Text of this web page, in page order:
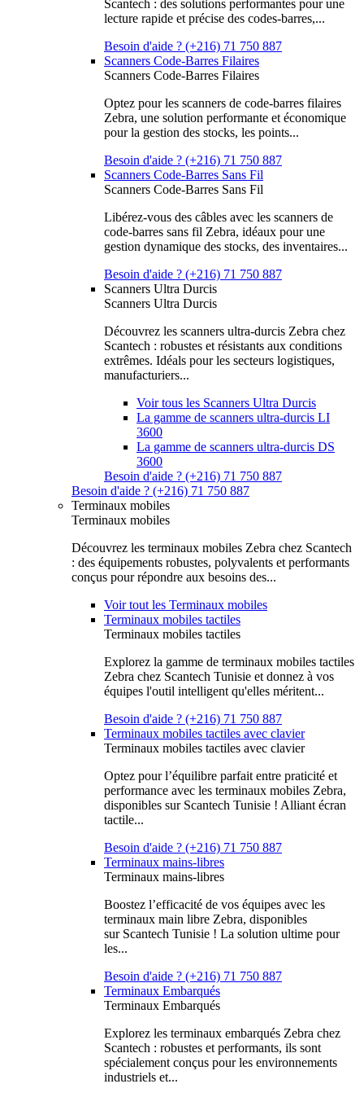
Scantech : des solutions performantes pour une
lecture rapide et précise des codes-barres,...
Besoin d'aide ? (+216) 71 750 887
Scanners Code-Barres Filaires
Scanners Code-Barres Filaires
Optez pour les scanners de code-barres filaires
Zebra, une solution performante et économique
pour la gestion des stocks, les points...
Besoin d'aide ? (+216) 71 750 887
Scanners Code-Barres Sans Fil
Scanners Code-Barres Sans Fil
Libérez-vous des câbles avec les scanners de
code-barres sans fil Zebra, idéaux pour une
gestion dynamique des stocks, des inventaires...
Besoin d'aide ? (+216) 71 750 887
Scanners Ultra Durcis
Scanners Ultra Durcis
Découvrez les scanners ultra-durcis Zebra chez
Scantech : robustes et résistants aux conditions
extrêmes. Idéals pour les secteurs logistiques,
manufacturiers...
Voir tous les Scanners Ultra Durcis
La gamme de scanners ultra-durcis LI
3600
La gamme de scanners ultra-durcis DS
3600
Besoin d'aide ? (+216) 71 750 887
Besoin d'aide ? (+216) 71 750 887
Terminaux mobiles
Terminaux mobiles
Découvrez les terminaux mobiles Zebra chez Scantech
: des équipements robustes, polyvalents et performants
conçus pour répondre aux besoins des...
Voir tout les Terminaux mobiles
Terminaux mobiles tactiles
Terminaux mobiles tactiles
Explorez la gamme de terminaux mobiles tactiles
Zebra chez Scantech Tunisie et donnez à vos
équipes l'outil intelligent qu'elles méritent...
Besoin d'aide ? (+216) 71 750 887
Terminaux mobiles tactiles avec clavier
Terminaux mobiles tactiles avec clavier
Optez pour l’équilibre parfait entre praticité et
performance avec les terminaux mobiles Zebra,
disponibles sur Scantech Tunisie ! Alliant écran
tactile...
Besoin d'aide ? (+216) 71 750 887
Terminaux mains-libres
Terminaux mains-libres
Boostez l’efficacité de vos équipes avec les
terminaux main libre Zebra, disponibles
sur Scantech Tunisie ! La solution ultime pour
les...
Besoin d'aide ? (+216) 71 750 887
Terminaux Embarqués
Terminaux Embarqués
Explorez les terminaux embarqués Zebra chez
Scantech : robustes et performants, ils sont
spécialement conçus pour les environnements
industriels et...